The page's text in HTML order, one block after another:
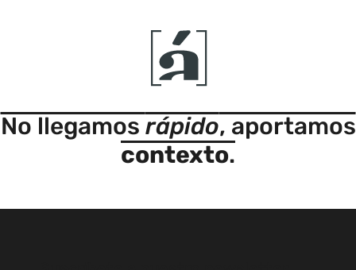
No llegamos rápido, aportamos
contexto.